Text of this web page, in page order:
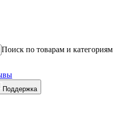
Поиск по товарам и категориям
Поддержка